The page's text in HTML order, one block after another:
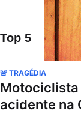
Top 5
🚨 TRAGÉDIA
Motociclista
acidente na